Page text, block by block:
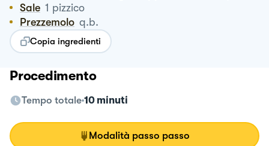
Sale 1 pizzico
Prezzemolo q.b.
Copia ingredienti
Procedimento
Tempo totale 10 minuti
Modalità passo passo